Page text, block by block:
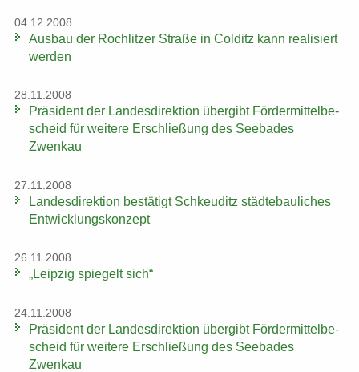
04.12.2008
Aus­bau der Roch­lit­zer Stra­ße in Col­ditz kann rea­li­siert
wer­den
28.11.2008
Prä­si­dent der Lan­des­di­rek­ti­on über­gibt För­der­mit­tel­be­
scheid für wei­te­re Er­schlie­ßung des See­ba­des
Zwenkau
27.11.2008
Lan­des­di­rek­ti­on be­stä­tigt Schkeu­ditz städ­te­bau­li­ches
Ent­wick­lungs­kon­zept
26.11.2008
„Leip­zig spie­gelt sich“
24.11.2008
Prä­si­dent der Lan­des­di­rek­ti­on über­gibt För­der­mit­tel­be­
scheid für wei­te­re Er­schlie­ßung des See­ba­des
Zwenkau